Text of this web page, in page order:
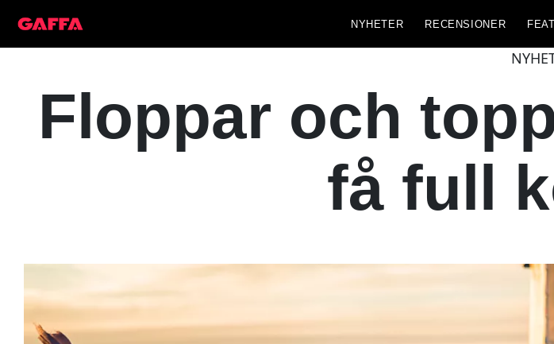
NYHETER RECENSIONER
Floppar och
få full